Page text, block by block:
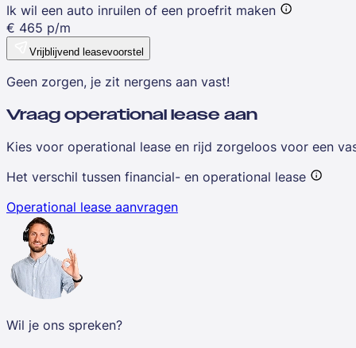
Ik wil een auto inruilen of een proefrit maken
€ 465 p/m
Vrijblijvend leasevoorstel
Geen zorgen, je zit nergens aan vast!
Vraag operational lease aan
Kies voor operational lease en rijd zorgeloos voor een
Het verschil tussen financial- en operational lease
Operational lease aanvragen
Wil je ons spreken?